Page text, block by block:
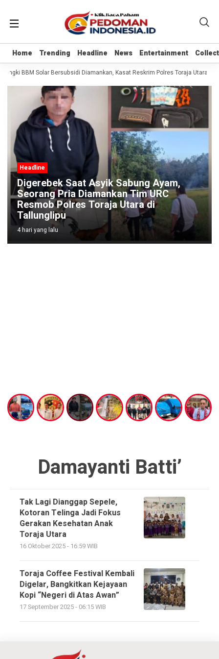
Home Trending Headline News Entertainment
Home Trending Headline News Entertainment
BBM Solar Bersubsidi Diamankan, Kasat Reskrim Polres Toraja Utara:
Headline
Digerebek Saat Asyik Sabung Ayam,
Seorang Pria Diamankan Tim URC
Resmob Polres Toraja Utara di
Tallunglipu ​
4 hari yang lalu
Damayanti Batti’
Tak Lagi Dianggap Sepele,
Kotoran Telinga Jadi Fokus
Gerakan Kesehatan Anak
Toraja Utara
16 Oktober 2025 - 16:59 WIB
Toraja Coffee Festival Kembali
Digelar, Bangkitkan Kejayaan
Kopi “Negeri di Atas Awan”
17 September 2025 - 06:15 WIB